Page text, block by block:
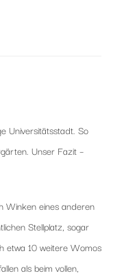
Universitätsstadt. So
Unser Fazit –
Winken eines anderen
Stellplatz, sogar
etwa 10 weitere Womos
als beim vollen,